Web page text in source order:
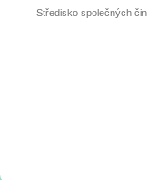
Středisko společných